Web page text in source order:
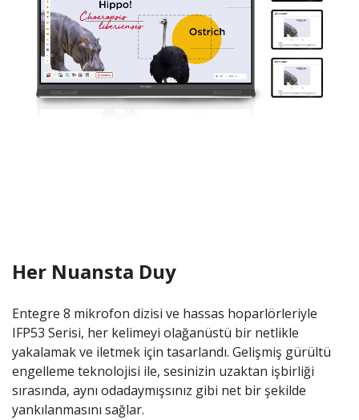
Her Nuansta Duy
Entegre 8 mikrofon dizisi ve hassas hoparlörleriyle
IFP53 Serisi, her kelimeyi olağanüstü bir netlikle
yakalamak ve iletmek için tasarlandı. Gelişmiş gürültü
engelleme teknolojisi ile, sesinizin uzaktan işbirliği
sırasında, aynı odadaymışsınız gibi net bir şekilde
yankılanmasını sağlar.